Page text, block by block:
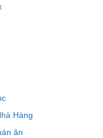
Hàng
ăn